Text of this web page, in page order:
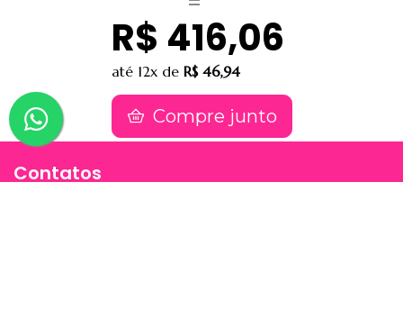
R$ 416,06
até 12x de R$ 46,94
Compre junto
Contatos